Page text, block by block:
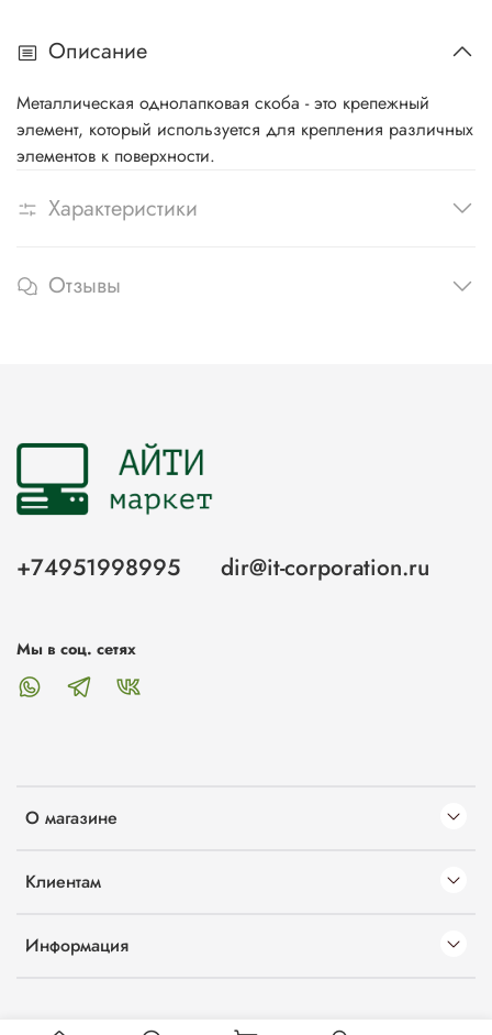
Описание
Металлическая однолапковая скоба - это крепежный
элемент, который используется для крепления различных
элементов к поверхности.
Характеристики
Отзывы
О магазине
Клиентам
Информация
+74951998995 dir@it-corporation.ru
Мы в соц. сетях